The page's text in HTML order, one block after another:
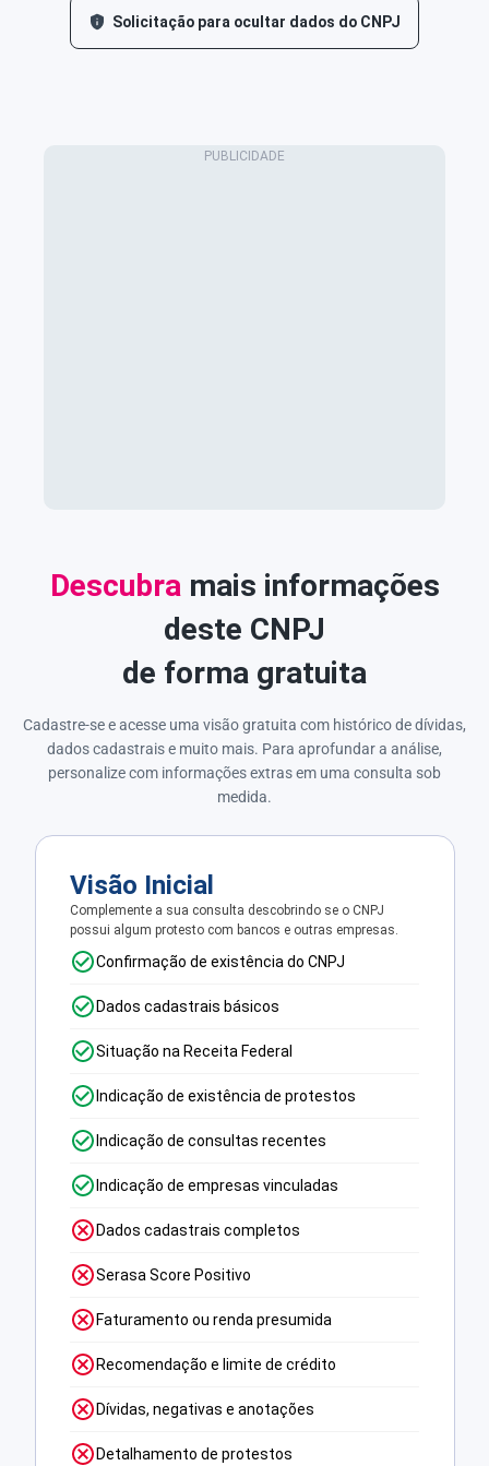
Solicitação para ocultar dados do CNPJ
Descubra mais informações
deste CNPJ
de forma gratuita
Cadastre-se e acesse uma visão gratuita com histórico de dívidas,
dados cadastrais e muito mais. Para aprofundar a análise,
personalize com informações extras em uma consulta sob
medida.
Visão Inicial
Complemente a sua consulta descobrindo se o CNPJ
possui algum protesto com bancos e outras empresas.
Confirmação de existência do CNPJ
Dados cadastrais básicos
Situação na Receita Federal
Indicação de existência de protestos
Indicação de consultas recentes
Indicação de empresas vinculadas
Dados cadastrais completos
Serasa Score Positivo
Faturamento ou renda presumida
Recomendação e limite de crédito
Dívidas, negativas e anotações
Detalhamento de protestos